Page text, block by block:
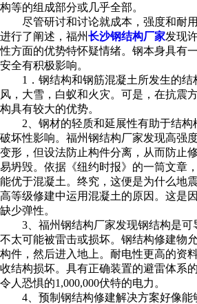
构等的组成部分或几乎全部。
尽管研讨和讨论就成本，强度和耐用
进行了阐述，福州长沙钢结构厂家发现
性方面的优势特怀疑情绪。钢本身具有
安全有积极影响。
1．钢结构和钢筋混凝土所发生的结
风，大雪，白蚁和火灾。可是，在抗震
构具有较大的优势。
2、钢材的轻质和延展性有助于结构
破坏性影响。福州钢结构厂家发现高强
变形，但设法防止构件分离，从而防止
易坍毁。依据《纽约时报》的一筒文章
能优于混凝土。终究，这便是为什么地
高等级修建中运用混凝土的原因。这是
缺少弹性。
3、福州钢结构厂家发现钢结构是可
不太可能被雷击或损坏。钢结构修建物
构件，然后进入地上。耐电性更高的资
收结构损坏。具有正确装置的避雷体系
令人恐惧的1,000,000伏特的电力。
4、预制钢结构修建解决方案好像能